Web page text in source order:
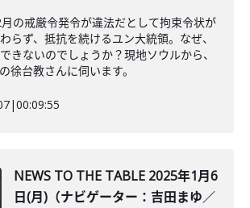
月の戒厳令発令が違法だとして拘束令状が
らず、抵抗を続けるユン大統領。なぜ、
きないのでしょうか？現地ソウルから、
徐台教さんに伺います。
|00:09:55
NEWS TO THE TABLE 2025年1月6
日(月)（ナビゲーター：吉田まゆ／